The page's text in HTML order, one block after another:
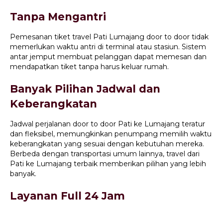
Tanpa Mengantri
Pemesanan tiket travel Pati Lumajang door to door tidak
memerlukan waktu antri di terminal atau stasiun. Sistem
antar jemput membuat pelanggan dapat memesan dan
mendapatkan tiket tanpa harus keluar rumah.
Banyak Pilihan Jadwal dan
Keberangkatan
Jadwal perjalanan door to door Pati ke Lumajang teratur
dan fleksibel, memungkinkan penumpang memilih waktu
keberangkatan yang sesuai dengan kebutuhan mereka.
Berbeda dengan transportasi umum lainnya, travel dari
Pati ke Lumajang terbaik memberikan pilihan yang lebih
banyak.
Layanan Full 24 Jam